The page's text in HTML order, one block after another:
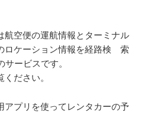
空便の運航情報とターミナル
ロケーション情報を経路検 索
ービスです。
ください。
プリを使ってレンタカーの予